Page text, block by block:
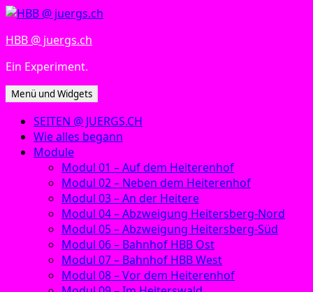
Zum
springen
HBB @ juergs.ch
Ein Experiment.
Menü und Widgets
SEITEN @ JUERGS.CH
Wie alles begann
Module
Modul 01 – Auf dem Heiterenhof
Modul 02 – Neben dem Heiterenhof
Modul 03 – An der Heitere
Modul 04 – Abzweigung Heitersberg-Nord
Modul 05 – Abzweigung Heitersberg-Süd
Modul 06 – Bahnhof HBB Ost
Modul 07 – Bahnhof HBB West
Modul 08 – Vor dem Heiterenhof